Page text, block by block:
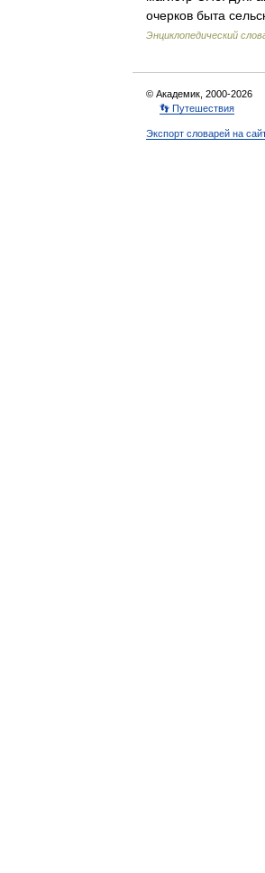
очерков быта
Энциклопедический
© Академик, 2000-2026
👣 Путешествия
Экспорт словарей на